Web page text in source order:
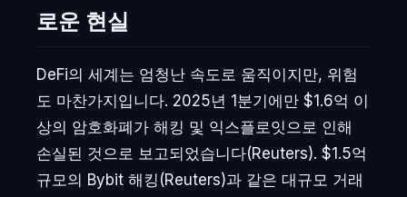
로운 현실
DeFi의 세계는 엄청난 속도로 움직이지만, 위험
도 마찬가지입니다. 2025년 1분기에만 $1.6억 이
상의 암호화폐가 해킹 및 익스플로잇으로 인해
손실된 것으로 보고되었습니다(Reuters). $1.5억
규모의 Bybit 해킹(Reuters)과 같은 대규모 거래